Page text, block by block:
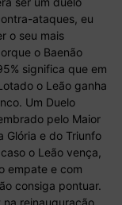
ataques, eu
o seu mais
o Baenão
significa que em
o Leão ganha
Um Duelo
pelo Maior
Glória e do Triunfo
o Leão vença,
empate e com
consiga pontuar.
na reinauguração